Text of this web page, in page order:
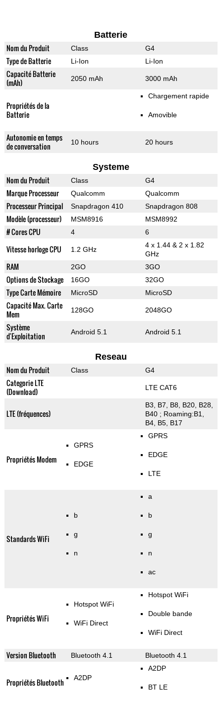
Batterie
Nom du Produit Class G4
Type de Batterie Li-Ion Li-Ion
Capacité Batterie
(mAh)
2050 mAh 3000 mAh
Propriétés de la
Batterie
Chargement rapide
Amovible
Autonomie en temps
de conversation
10 hours 20 hours
Systeme
Nom du Produit Class G4
Marque Processeur Qualcomm Qualcomm
Processeur Principal Snapdragon 410 Snapdragon 808
Modèle (processeur) MSM8916 MSM8992
# Cores CPU 4 6
Vitesse horloge CPU 1.2 GHz
4 x 1.44 & 2 x 1.82
GHz
RAM 2GO 3GO
Options de Stockage 16GO 32GO
Type Carte Mémoire MicroSD MicroSD
Capacité Max. Carte
Mem
128GO 2048GO
Système
d'Exploitation
Android 5.1 Android 5.1
Reseau
Nom du Produit Class G4
Categorie LTE
(Download)
LTE CAT6
LTE (fréquences)
B3, B7, B8, B20, B28,
B40 ; Roaming:B1,
B4, B5, B17
Propriétés Modem
GPRS
EDGE
GPRS
EDGE
LTE
Standards WiFi
b
g
n
a
b
g
n
ac
Propriétés WiFi
Hotspot WiFi
WiFi Direct
Hotspot WiFi
Double bande
WiFi Direct
Version Bluetooth Bluetooth 4.1 Bluetooth 4.1
Propriétés Bluetooth A2DP
A2DP
BT LE